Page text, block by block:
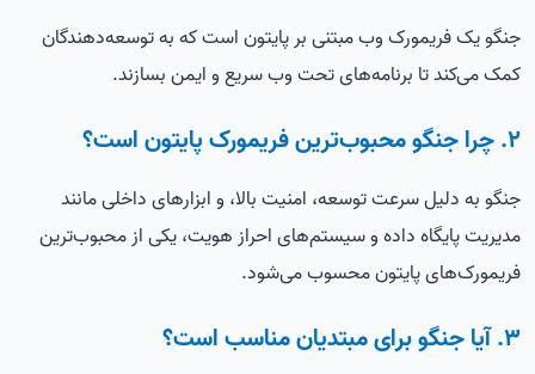
جنگو یک فریمورک وب مبتنی بر پایتون است که به توسعه‌دهندگان
کمک می‌کند تا برنامه‌های تحت وب سریع و ایمن بسازند.
2. چرا جنگو محبوب‌ترین فریمورک پایتون است؟
جنگو به دلیل سرعت توسعه، امنیت بالا، و ابزارهای داخلی مانند
مدیریت پایگاه داده و سیستم‌های احراز هویت، یکی از محبوب‌ترین
فریمورک‌های پایتون محسوب می‌شود.
3. آیا جنگو برای مبتدیان مناسب است؟